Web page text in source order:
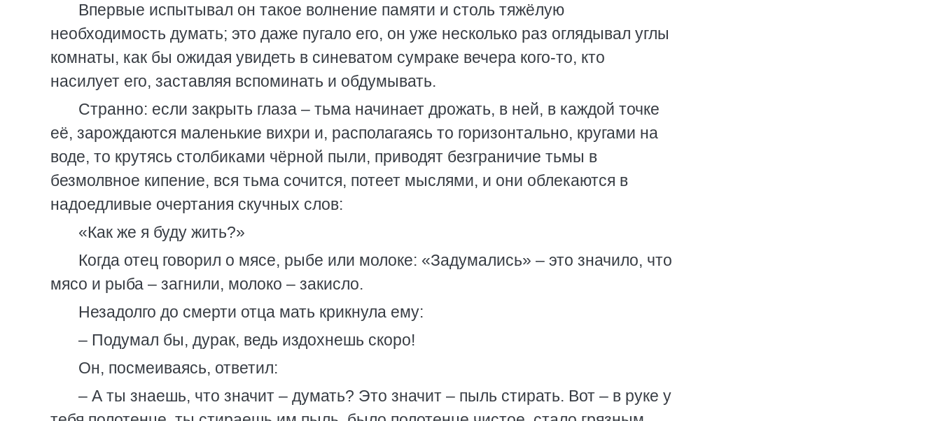
Впервые испытывал он такое волнение памяти и столь тяжёлую
необходимость думать; это даже пугало его, он уже несколько раз оглядывал углы
комнаты, как бы ожидая увидеть в синеватом сумраке вечера кого-то, кто
насилует его, заставляя вспоминать и обдумывать.
Странно: если закрыть глаза – тьма начинает дрожать, в ней, в каждой точке
её, зарождаются маленькие вихри и, располагаясь то горизонтально, кругами на
воде, то крутясь столбиками чёрной пыли, приводят безграничие тьмы в
безмолвное кипение, вся тьма сочится, потеет мыслями, и они облекаются в
надоедливые очертания скучных слов:
«Как же я буду жить?»
Когда отец говорил о мясе, рыбе или молоке: «Задумались» – это значило, что
мясо и рыба – загнили, молоко – закисло.
Незадолго до смерти отца мать крикнула ему:
– Подумал бы, дурак, ведь издохнешь скоро!
Он, посмеиваясь, ответил:
– А ты знаешь, что значит – думать? Это значит – пыль стирать. Вот – в руке у